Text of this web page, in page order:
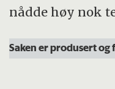
nådde høy nok
Saken er produsert